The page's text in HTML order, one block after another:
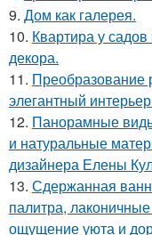
9. Дом как галерея.
10. Квартира у
декора.
11. Преобразование
элегантный
12. Панорамные
и натуральные
дизайнера Елены
13. Сдержанная
палитра,
ощущение уюта и